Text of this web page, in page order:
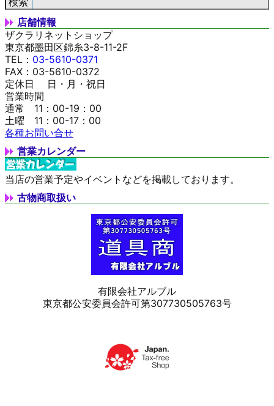
店舗情報
ザクラリネットショップ
東京都墨田区錦糸3-8-11-2F
TEL： 03-5610-0371
FAX：03-5610-0372
定休日 日・月・祝日
営業時間
通常 11：00-19：00
土曜 11：00-17：00
各種お問い合せ
営業カレンダー
当店の営業予定やイベントなどを掲載しております。
古物商取扱い
有限会社アルブル
東京都公安委員会許可第307730505763号